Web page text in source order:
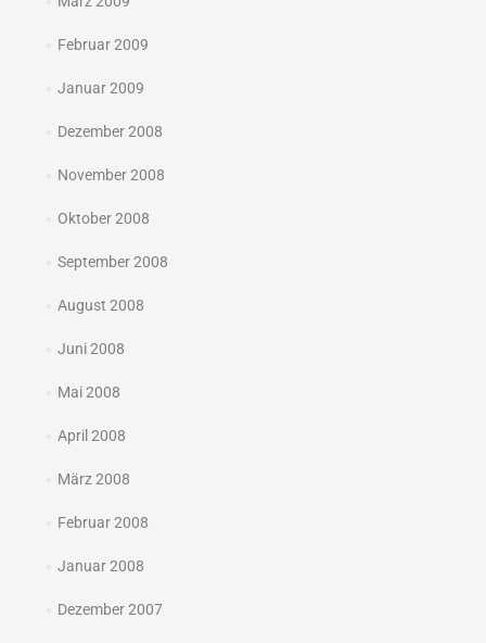
Februar 2009
Januar 2009
Dezember 2008
November 2008
Oktober 2008
September 2008
August 2008
Juni 2008
Mai 2008
April 2008
März 2008
Februar 2008
Januar 2008
Dezember 2007